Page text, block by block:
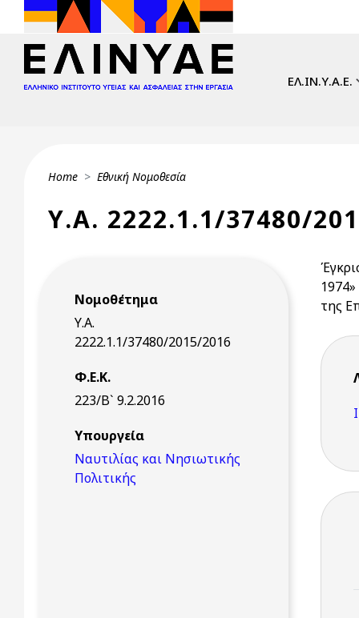
Skip to main content
ΕΛ.ΙΝ.Υ.Α.Ε.
Breadcrumb
Home Εθνική Νομοθεσία
Υ.Α. 2222.1.1/37480/
Νομοθέτημα
Υ.Α.
2222.1.1/37480/2015/2016
Φ.Ε.Κ.
223/Β` 9.2.2016
Υπουργεία
Ναυτιλίας και Νησιωτικής
Πολιτικής
της